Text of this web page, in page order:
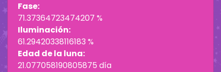
Fase:
71.37364723474207 %
Iluminación:
61.29420338116183 %
Edad de la luna:
21.077058190805875 día